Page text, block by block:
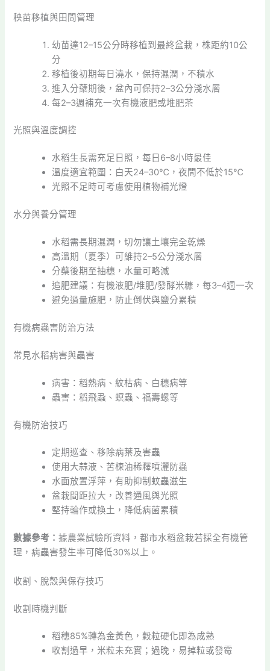
秧苗移植與田間管理
幼苗達12–15公分時移植到最終盆栽，株距約10公
分
移植後初期每日澆水，保持濕潤，不積水
進入分蘗期後，盆內可保持2–3公分淺水層
每2–3週補充一次有機液肥或堆肥茶
光照與溫度調控
水稻生長需充足日照，每日6–8小時最佳
溫度適宜範圍：白天24–30℃，夜間不低於15℃
光照不足時可考慮使用植物補光燈
水分與養分管理
水稻需長期濕潤，切勿讓土壤完全乾燥
高溫期（夏季）可維持2–5公分淺水層
分蘗後期至抽穗，水量可略減
追肥建議：有機液肥/堆肥/發酵米糠，每3–4週一次
避免過量施肥，防止倒伏與鹽分累積
有機病蟲害防治方法
常見水稻病害與蟲害
病害：稻熱病、紋枯病、白穗病等
蟲害：稻飛蝨、螟蟲、福壽螺等
有機防治技巧
定期巡查、移除病葉及害蟲
使用大蒜液、苦楝油稀釋噴灑防蟲
水面放置浮萍，有助抑制蚊蟲滋生
盆栽間距拉大，改善通風與光照
堅持輪作或換土，降低病菌累積
數據參考：據農業試驗所資料，都市水稻盆栽若採全有機管
理，病蟲害發生率可降低30%以上。
收割、脫殼與保存技巧
收割時機判斷
稻穗85%轉為金黃色，穀粒硬化即為成熟
收割過早，米粒未充實；過晚，易掉粒或發霉